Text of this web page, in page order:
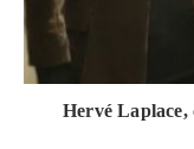
Hervé Laplace,